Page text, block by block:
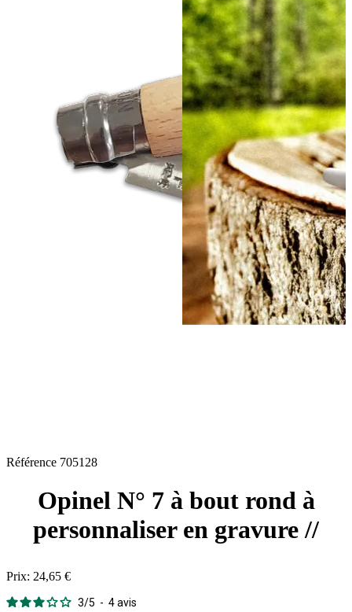
Référence 705128
Opinel N° 7 à bout rond à
personnaliser en gravure //
Prix: 24,65 €
3/5 - 4avis